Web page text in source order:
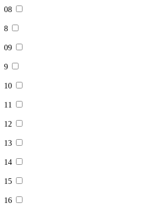
08
8
09
9
10
11
12
13
14
15
16